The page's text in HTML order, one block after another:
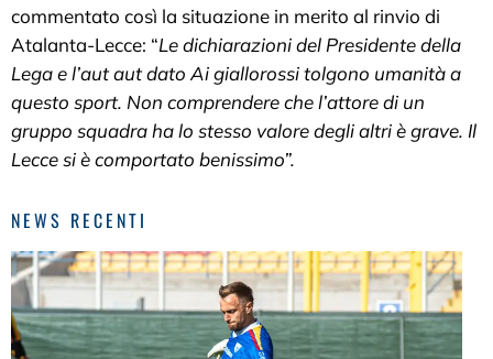
commentato così la situazione in merito al rinvio di
Atalanta-Lecce: “Le dichiarazioni del Presidente della
Lega e l’aut aut dato Ai giallorossi tolgono umanità a
questo sport. Non comprendere che l’attore di un
gruppo squadra ha lo stesso valore degli altri è grave. Il
Lecce si è comportato benissimo”.
NEWS RECENTI